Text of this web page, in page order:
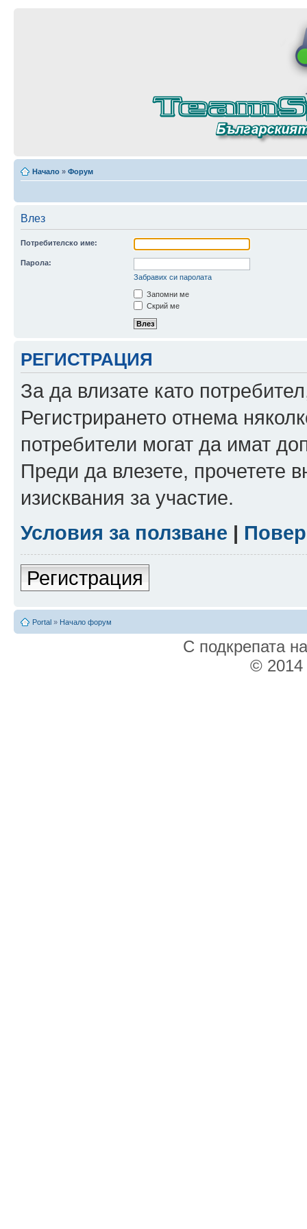
Начало » Форум
Влез
Потребителско име:
Парола:
Забравих си паролата
Запомни ме
Скрий ме
РЕГИСТРАЦИЯ
За да влизате като
Регистрирането отнема
потребители могат да имат
Преди да влезете, прочетете
изисквания за участие.
Условия за ползване |
Регистрация
Portal » Начало форум
С подкрепата
© 2014